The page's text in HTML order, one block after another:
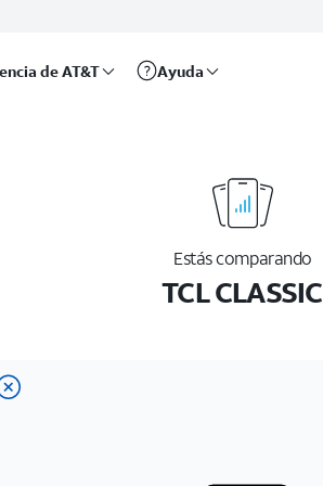
de AT&T Ayuda
Estás comparando
TCL CLASSIC